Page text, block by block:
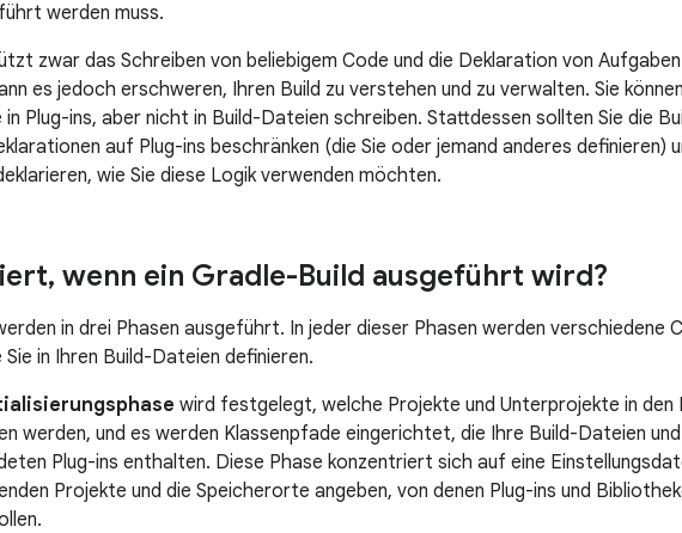
werden muss.
zwar das Schreiben von beliebigem Code und die Deklaration von
es jedoch erschweren, Ihren Build zu verstehen und zu verwalten. Sie
Plug-ins, aber nicht in Build-Dateien schreiben. Stattdessen sollten Sie die
auf Plug-ins beschränken (die Sie oder jemand anderes definieren)
wie Sie diese Logik verwenden möchten.
, wenn ein Gradle-Build ausgeführt wird?
in drei Phasen ausgeführt. In jeder dieser Phasen werden verschiedene
in Ihren Build-Dateien definieren.
wird festgelegt, welche Projekte und Unterprojekte in den
werden, und es werden Klassenpfade eingerichtet, die Ihre Build-Dateien und
Plug-ins enthalten. Diese Phase konzentriert sich auf eine
Projekte und die Speicherorte angeben, von denen Plug-ins und